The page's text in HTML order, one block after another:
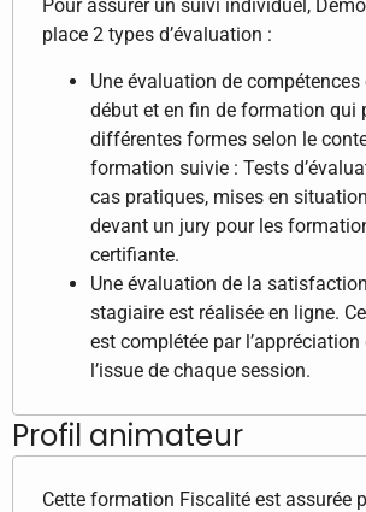
Pour assurer un suivi individuel,
place 2 types d’évaluation :
Une évaluation de compétences
début et en fin de formation qui
différentes formes selon le
formation suivie : Tests
cas pratiques, mises en
devant un jury pour les
certifiante.
Une évaluation de la
stagiaire est réalisée en ligne.
est complétée par
l’issue de chaque session.
Profil animateur
Cette formation Fiscalité est assurée